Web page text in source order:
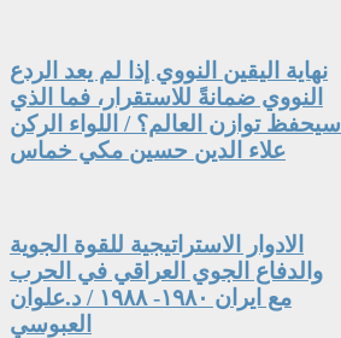
نهاية اليقين النووي إذا لم يعد الردع
النووي ضمانةً للاستقرار، فما الذي
سيحفظ توازن العالم؟ / اللواء الركن
علاء الدين حسين مكي خماس
الادوار الاستراتيجية للقوة الجوية
والدفاع الجوي العراقي في الحرب
مع ايران ١٩٨٠- ١٩٨٨ / د.علوان
العبوسي